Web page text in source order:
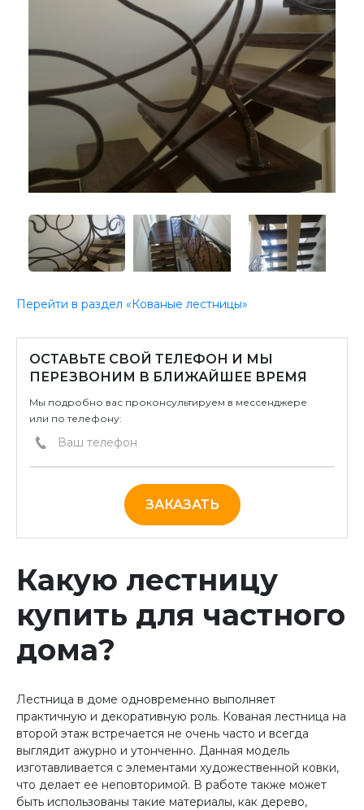
Перейти в раздел «Кованые лестницы»
ОСТАВЬТЕ СВОЙ ТЕЛЕФОН И МЫ
ПЕРЕЗВОНИМ В БЛИЖАЙШЕЕ ВРЕМЯ
Мы подробно вас проконсультируем в мессенджере
или по телефону:
ЗАКАЗАТЬ
Какую лестницу
купить для частного
дома?
Лестница в доме одновременно выполняет
практичную и декоративную роль. Кованая лестница на
второй этаж встречается не очень часто и всегда
выглядит ажурно и утонченно. Данная модель
изготавливается с элементами художественной ковки,
что делает ее неповторимой. В работе также может
быть использованы такие материалы, как дерево,